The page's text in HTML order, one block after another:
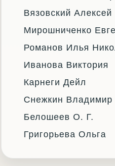
Вязовский Алексей
Мирошниченко
Романов Илья
Иванова Виктория
Карнеги Дейл
Снежкин Владимир
Белошеев О. Г.
Григорьева Ольга